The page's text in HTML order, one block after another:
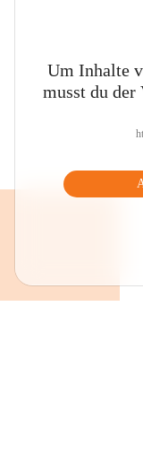
Um Inhalte
musst du der